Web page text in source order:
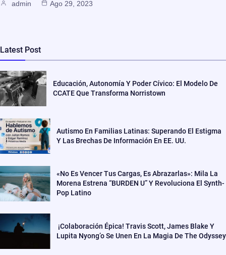
admin Ago 29, 2023
Latest Post
Educación, Autonomía Y Poder Cívico: El Modelo De
CCATE Que Transforma Norristown
Autismo En Familias Latinas: Superando El Estigma
Y Las Brechas De Información En EE. UU.
«No Es Vencer Tus Cargas, Es Abrazarlas»: Mila La
Morena Estrena “BURDEN U” Y Revoluciona El Synth-
Pop Latino
¡Colaboración Épica! Travis Scott, James Blake Y
Lupita Nyong’o Se Unen En La Magia De The Odyssey